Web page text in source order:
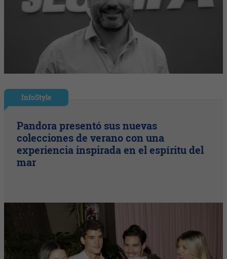
InfoStyle
Pandora presentó sus nuevas
colecciones de verano con una
experiencia inspirada en el espíritu del
mar